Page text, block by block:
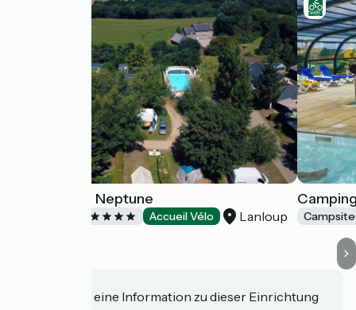
Camping Le Neptune
Accueil Vélo Lanloup
Haben Sie eine Information zu dieser Einrichtung